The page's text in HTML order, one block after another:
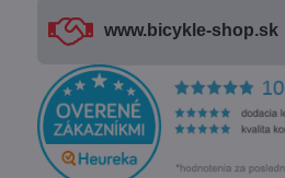
www​.bicykle-shop​.sk